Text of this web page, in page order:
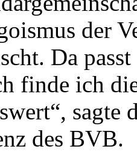
der
Da
finde ich
sagte
des BVB.